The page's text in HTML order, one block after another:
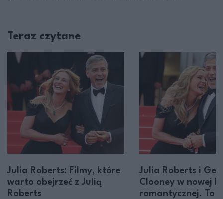
Teraz czytane
Julia Roberts: Filmy, które
warto obejrzeć z Julią
Roberts
Julia Roberts i
Clooney w nowej
romantycznej. To